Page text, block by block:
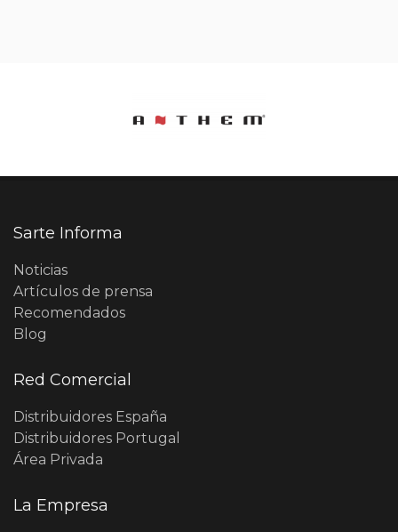
Sarte Informa
Noticias
Artículos de prensa
Recomendados
Blog
Red Comercial
Distribuidores España
Distribuidores Portugal
Área Privada
La Empresa